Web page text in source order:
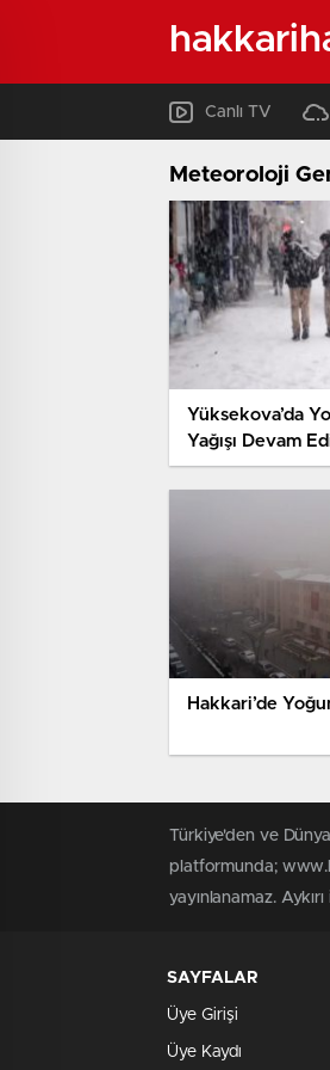
Canlı TV
Meteoroloji
Yüksekova’da
Yağışı Devam
Hakkari’de
Türkiye'den ve
platformunda;
yayınlanamaz.
SAYFALAR
Üye Girişi
Üye Kaydı